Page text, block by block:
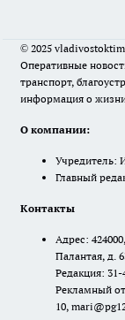
© 2025
Оперативные
транспорт,
информация о
О компании:
Учредитель:
Главный
Контакты
Адрес:
Палантая, д.
Редакция:
Рекламный
10,